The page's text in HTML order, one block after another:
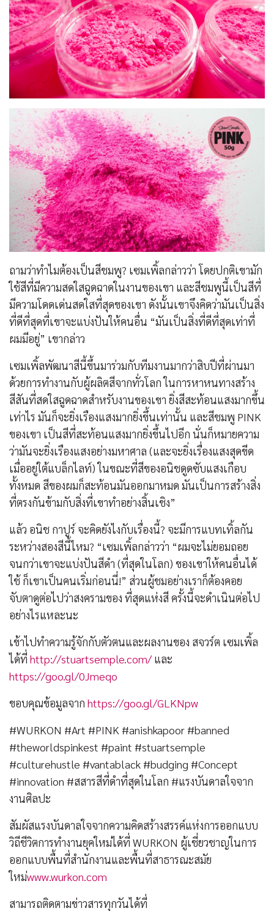
ถามว่าทำไมต้องเป็นสีชมพู? เซมเพิ้ลกล่าวว่า โดยปกติเขามัก
ใช้สีที่มีความสดใสฉูดฉาดในงานของเขา และสีชมพูนี้เป็นสีที่
มีความโดดเด่นสดใสที่สุดของเขา ดังนั้นเขาจึงคิดว่ามันเป็นสิ่ง
ที่ดีที่สุดที่เขาจะแบ่งปันให้คนอื่น “มันเป็นสิ่งที่ดีที่สุดเท่าที่
ผมมีอยู่” เขากล่าว
เซมเพิ้ลพัฒนาสีนี้ขึ้นมาร่วมกับทีมงานมากว่าสิบปีที่ผ่านมา
ด้วยการทำงานกับผู้ผลิตสีจากทั่วโลก ในการหาหนทางสร้าง
สีสันที่สดใสฉูดฉาดสำหรับงานของเขา ยิ่งสีสะท้อนแสงมากขึ้น
เท่าไร มันก็จะยิ่งเรืองแสงมากยิ่งขึ้นเท่านั้น และสีชมพู PINK
ของเขา เป็นสีที่สะท้อนแสงมากยิ่งขึ้นไปอีก นั่นก็หมายความ
ว่ามันจะยิ่งเรืองแสงอย่างมหาศาล (และจะยิ่งเรื่องแสงสุดขีด
เมื่ออยู่ใต้แบล็กไลท์) ในขณะที่สีของอนิชดูดซับแสงเกือบ
ทั้งหมด สีของผมก็สะท้อนมันออกมาหมด มันเป็นการสร้างสิ่ง
ที่ตรงกันข้ามกับสิ่งที่เขาทำอย่างสิ้นเชิง”
แล้ว อนิช กาปูร์ จะคิดยังไงกับเรื่องนี้? จะมีการแบทเทิ้ลกัน
ระหว่างสองสีนี้ไหม? “เซมเพิ้ลกล่าวว่า “ผมจะไม่ยอมถอย
จนกว่าเขาจะแบ่งปันสีดำ (ที่สุดในโลก) ของเขาให้คนอื่นได้
ใช้ ก็เขาเป็นคนเริ่มก่อนนี่!” ส่วนผู้ชมอย่างเราก็ต้องคอย
จับตาดูต่อไปว่าสงครามของ ที่สุดแห่งสี ครั้งนี้จะดำเนินต่อไป
อย่างไรแหละนะ
เข้าไปทำความรู้จักกับตัวตนและผลงานของ สจวร์ต เซมเพิ้ล
ได้ที่ http://stuartsemple.com/และ
https://goo.gl/0Jmeqo
ขอบคุณข้อมูลจาก https://goo.gl/GLKNpw
#WURKON #Art #PINK #anishkapoor #banned
#theworldspinkest #paint #stuartsemple
#culturehustle #vantablack #budging #Concept
#innovation #สสารสีที่ดำที่สุดในโลก #แรงบันดาลใจจาก
งานศิลปะ
สัมผัสแรงบันดาลใจจากความคิดสร้างสรรค์แห่งการออกแบบ
วิถีชีวิตการทำงานยุคใหม่ได้ที่ WURKON ผู้เชี่ยวชาญในการ
ออกแบบพื้นที่สำนักงานและพื้นที่สาธารณะสมัย
ใหม่www.wurkon.com
สามารถติดตามข่าวสารทุกวันได้ที่